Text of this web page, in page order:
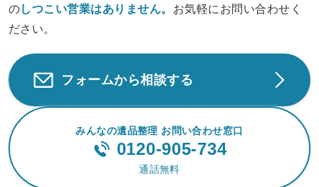
のしつこい営業はありません。 お気軽にお問い合わせく
ださい。
フォームから相談する
みんなの遺品整理 お問い合わせ窓口
0120-905-734
通話無料